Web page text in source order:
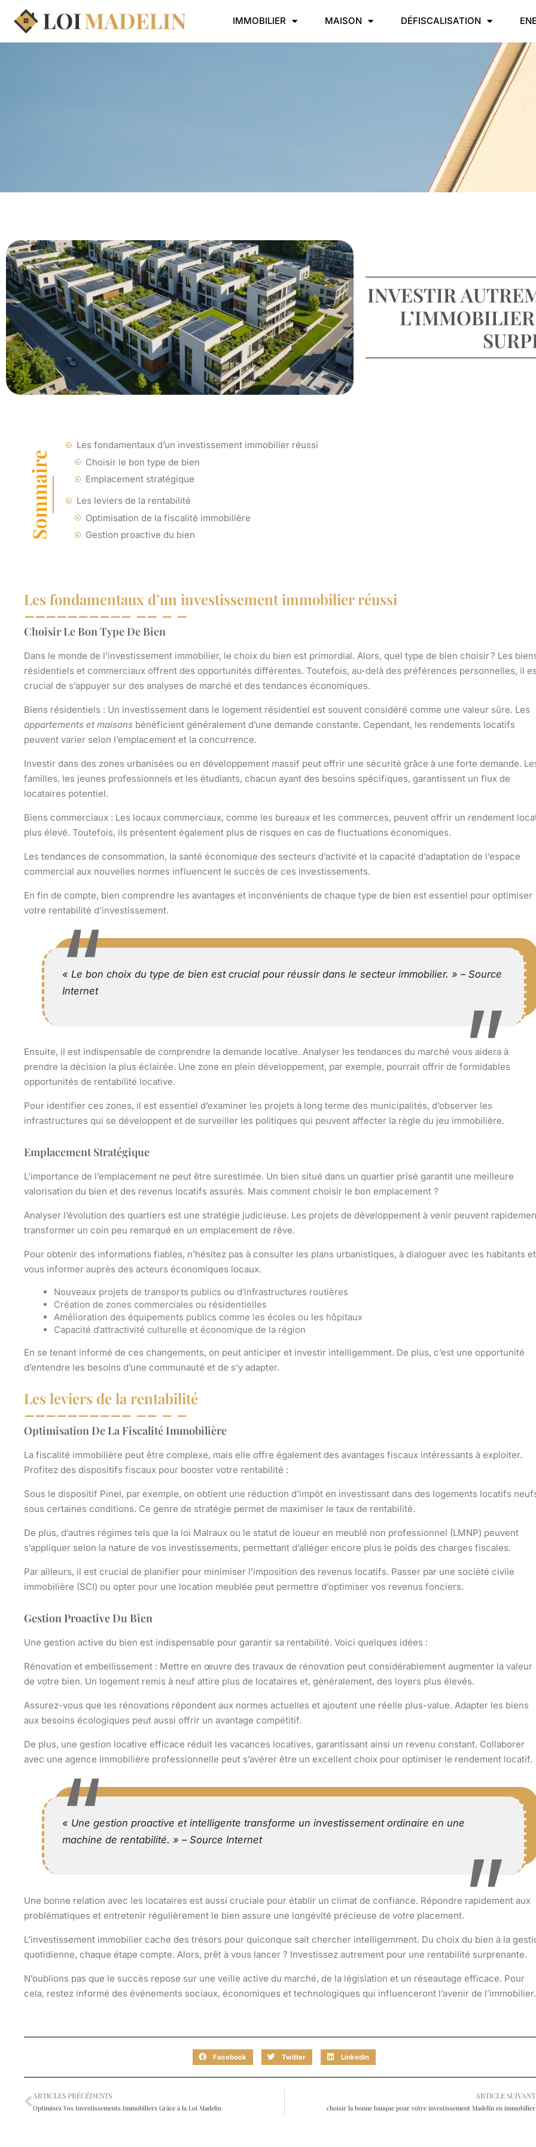
IMMOBILIER MAISON DÉFISCALISATION
INVESTIR
Sommaire
Les fondamentaux d’un investissement immobilier réussi
Choisir le bon type de bien
Emplacement stratégique
Les leviers de la rentabilité
Optimisation de la fiscalité immobilière
Gestion proactive du bien
Les fondamentaux d’un investissement immobilier réussi
Choisir Le Bon Type De Bien
Dans le monde de l’investissement immobilier, le choix du bien est primordial. Alors, quel type de bien choisir ? Les
résidentiels et commerciaux offrent des opportunités différentes. Toutefois, au-delà des préférences personnelles, il
crucial de s’appuyer sur des analyses de marché et des tendances économiques.
Biens résidentiels : Un investissement dans le logement résidentiel est souvent considéré comme une valeur sûre. Les
appartements et maisons bénéficient généralement d’une demande constante. Cependant, les rendements locatifs
peuvent varier selon l’emplacement et la concurrence.
Investir dans des zones urbanisées ou en développement massif peut offrir une sécurité grâce à une forte demande.
familles, les jeunes professionnels et les étudiants, chacun ayant des besoins spécifiques, garantissent un flux de
locataires potentiel.
Biens commerciaux : Les locaux commerciaux, comme les bureaux et les commerces, peuvent offrir un rendement
plus élevé. Toutefois, ils présentent également plus de risques en cas de fluctuations économiques.
Les tendances de consommation, la santé économique des secteurs d’activité et la capacité d’adaptation de l’espace
commercial aux nouvelles normes influencent le succès de ces investissements.
En fin de compte, bien comprendre les avantages et inconvénients de chaque type de bien est essentiel pour optimiser
votre rentabilité d’investissement.
« Le bon choix du type de bien est crucial pour réussir dans le secteur immobilier. » – Source
Internet
Ensuite, il est indispensable de comprendre la demande locative. Analyser les tendances du marché vous aidera à
prendre la décision la plus éclairée. Une zone en plein développement, par exemple, pourrait offrir de formidables
opportunités de rentabilité locative.
Pour identifier ces zones, il est essentiel d’examiner les projets à long terme des municipalités, d’observer les
infrastructures qui se développent et de surveiller les politiques qui peuvent affecter la règle du jeu immobilière.
Emplacement Stratégique
L’importance de l’emplacement ne peut être surestimée. Un bien situé dans un quartier prisé garantit une meilleure
valorisation du bien et des revenus locatifs assurés. Mais comment choisir le bon emplacement ?
Analyser l’évolution des quartiers est une stratégie judicieuse. Les projets de développement à venir peuvent
transformer un coin peu remarqué en un emplacement de rêve.
Pour obtenir des informations fiables, n’hésitez pas à consulter les plans urbanistiques, à dialoguer avec les habitants
vous informer auprès des acteurs économiques locaux.
Nouveaux projets de transports publics ou d’infrastructures routières
Création de zones commerciales ou résidentielles
Amélioration des équipements publics comme les écoles ou les hôpitaux
Capacité d’attractivité culturelle et économique de la région
En se tenant informé de ces changements, on peut anticiper et investir intelligemment. De plus, c’est une opportunité
d’entendre les besoins d’une communauté et de s’y adapter.
Les leviers de la rentabilité
Optimisation De La Fiscalité Immobilière
La fiscalité immobilière peut être complexe, mais elle offre également des avantages fiscaux intéressants à exploiter.
Profitez des dispositifs fiscaux pour booster votre rentabilité :
Sous le dispositif Pinel, par exemple, on obtient une réduction d’impôt en investissant dans des logements locatifs
sous certaines conditions. Ce genre de stratégie permet de maximiser le taux de rentabilité.
De plus, d’autres régimes tels que la loi Malraux ou le statut de loueur en meublé non professionnel (LMNP) peuvent
s’appliquer selon la nature de vos investissements, permettant d’alléger encore plus le poids des charges fiscales.
Par ailleurs, il est crucial de planifier pour minimiser l’imposition des revenus locatifs. Passer par une société civile
immobilière (SCI) ou opter pour une location meublée peut permettre d’optimiser vos revenus fonciers.
Gestion Proactive Du Bien
Une gestion active du bien est indispensable pour garantir sa rentabilité. Voici quelques idées :
Rénovation et embellissement : Mettre en œuvre des travaux de rénovation peut considérablement augmenter la valeur
de votre bien. Un logement remis à neuf attire plus de locataires et, généralement, des loyers plus élevés.
Assurez-vous que les rénovations répondent aux normes actuelles et ajoutent une réelle plus-value. Adapter les biens
aux besoins écologiques peut aussi offrir un avantage compétitif.
De plus, une gestion locative efficace réduit les vacances locatives, garantissant ainsi un revenu constant. Collaborer
avec une agence immobilière professionnelle peut s’avérer être un excellent choix pour optimiser le rendement locatif.
« Une gestion proactive et intelligente transforme un investissement ordinaire en une
machine de rentabilité. » – Source Internet
Une bonne relation avec les locataires est aussi cruciale pour établir un climat de confiance. Répondre rapidement aux
problématiques et entretenir régulièrement le bien assure une longévité précieuse de votre placement.
L’investissement immobilier cache des trésors pour quiconque sait chercher intelligemment. Du choix du bien à la
quotidienne, chaque étape compte. Alors, prêt à vous lancer ? Investissez autrement pour une rentabilité surprenante.
N’oublions pas que le succès repose sur une veille active du marché, de la législation et un réseautage efficace. Pour
cela, restez informé des événements sociaux, économiques et technologiques qui influenceront l’avenir de l’immobilier.
Facebook Twitter LinkedIn
ARTICLES PRÉCÉDENTS
Optimisez Vos Investissements Immobiliers Grâce à la Loi Madelin
ARTICLE SUIVANT
choisir la bonne banque pour votre investissement Madelin en immobilier